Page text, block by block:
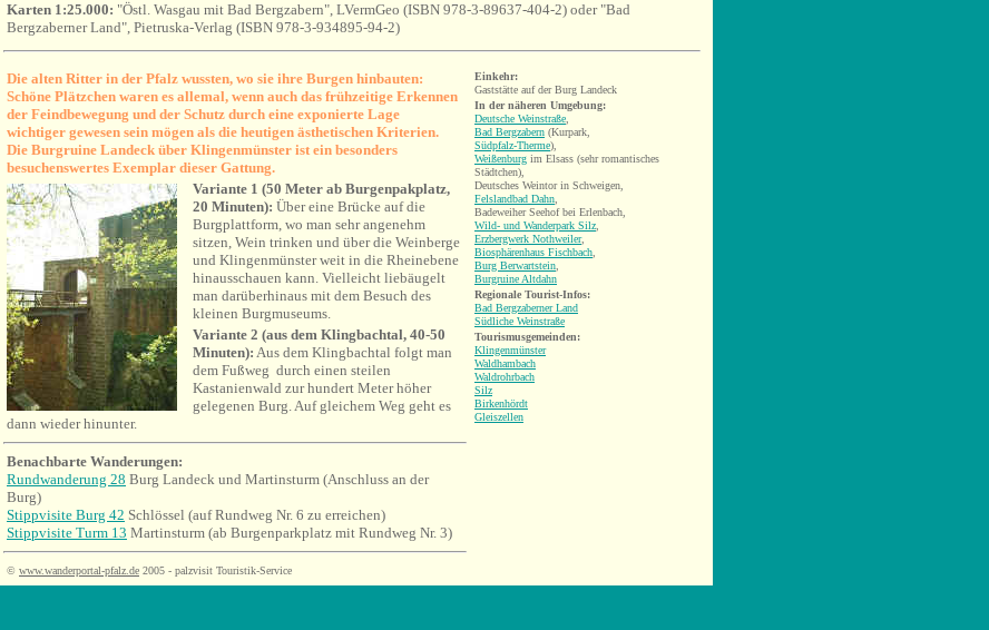
Karten 1:25.000: "Östl. Wasgau mit Bad Bergzabern", LVermGeo (ISBN 978-3-89637-404-2) oder "Bad
Bergzaberner Land", Pietruska-Verlag (ISBN 978-3-934895-94-2)
Die alten Ritter in der Pfalz wussten, wo sie ihre Burgen hinbauten:
Schöne Plätzchen waren es allemal, wenn auch das frühzeitige Erkennen
der Feindbewegung und der Schutz durch eine exponierte Lage
wichtiger gewesen sein mögen als die heutigen ästhetischen Kriterien.
Die Burgruine Landeck über Klingenmünster ist ein besonders
besuchenswertes Exemplar dieser Gattung.
Variante 1 (50 Meter ab Burgenpakplatz,
20 Minuten): Über eine Brücke auf die
Burgplattform, wo man sehr angenehm
sitzen, Wein trinken und über die Weinberge
und Klingenmünster weit in die Rheinebene
hinausschauen kann. Vielleicht liebäugelt
man darüberhinaus mit dem Besuch des
kleinen Burgmuseums.
Variante 2 (aus dem Klingbachtal, 40-50
Minuten): Aus dem Klingbachtal folgt man
dem Fußweg durch einen steilen
Kastanienwald zur hundert Meter höher
gelegenen Burg. Auf gleichem Weg geht es
dann wieder hinunter.
Benachbarte Wanderungen:
Rundwanderung 28 Burg Landeck und Martinsturm (Anschluss an der
Burg)
Stippvisite Burg 42 Schlössel (auf Rundweg Nr. 6 zu erreichen)
Stippvisite Turm 13 Martinsturm (ab Burgenparkplatz mit Rundweg Nr. 3)
© www.wanderportal-pfalz.de 2005 - palzvisit Touristik-Service
Einkehr:
Gaststätte auf der Burg Landeck
In der näheren Umgebung:
Deutsche Weinstraße
Bad Bergzabern (Kurpark,
Südpfalz-Therme),
Weißenburg im Elsass (sehr romantisches
Städtchen),
Deutsches Weintor in Schweigen
Felslandbad Dahn
Badeweiher Seehof bei Erlenbach,
Wild- und Wanderpark Silz
Erzbergwerk Nothweiler,
Biosphärenhaus Fischbach
Burg Berwartstein
Burgruine Altdahn
Regionale Tourist-Infos:
Bad Bergzaberner Land
Südliche Weinstraße
Tourismusgemeinden:
Klingenmünster
Waldhambach
Waldrohrbach
Silz
Birkenhördt
Gleiszellen